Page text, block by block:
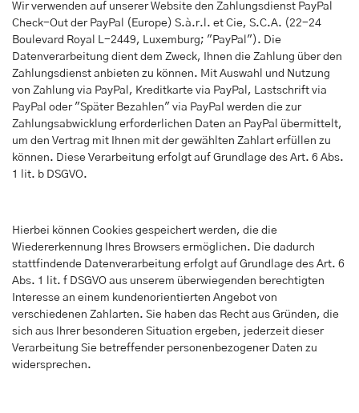
Wir verwenden auf unserer Website den Zahlungsdienst PayPal
Check-Out der PayPal (Europe) S.à.r.l. et Cie, S.C.A. (22-24
Boulevard Royal L-2449, Luxemburg; "PayPal"). Die
Datenverarbeitung dient dem Zweck, Ihnen die Zahlung über den
Zahlungsdienst anbieten zu können. Mit Auswahl und Nutzung
von Zahlung via PayPal, Kreditkarte via PayPal, Lastschrift via
PayPal oder "Später Bezahlen" via PayPal werden die zur
Zahlungsabwicklung erforderlichen Daten an PayPal übermittelt,
um den Vertrag mit Ihnen mit der gewählten Zahlart erfüllen zu
können. Diese Verarbeitung erfolgt auf Grundlage des Art. 6 Abs.
1 lit. b DSGVO.
Hierbei können Cookies gespeichert werden, die die
Wiedererkennung Ihres Browsers ermöglichen. Die dadurch
stattfindende Datenverarbeitung erfolgt auf Grundlage des Art. 6
Abs. 1 lit. f DSGVO aus unserem überwiegenden berechtigten
Interesse an einem kundenorientierten Angebot von
verschiedenen Zahlarten. Sie haben das Recht aus Gründen, die
sich aus Ihrer besonderen Situation ergeben, jederzeit dieser
Verarbeitung Sie betreffender personenbezogener Daten zu
widersprechen.